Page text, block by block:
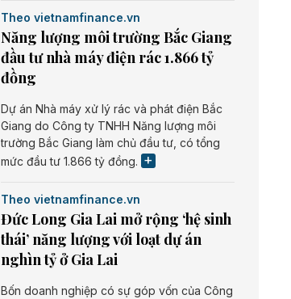
Theo vietnamfinance.vn
Năng lượng môi trường Bắc Giang
đầu tư nhà máy điện rác 1.866 tỷ
đồng
Dự án Nhà máy xử lý rác và phát điện Bắc
Giang do Công ty TNHH Năng lượng môi
trường Bắc Giang làm chủ đầu tư, có tổng
mức đầu tư 1.866 tỷ đồng.
Theo vietnamfinance.vn
Đức Long Gia Lai mở rộng ‘hệ sinh
thái’ năng lượng với loạt dự án
nghìn tỷ ở Gia Lai
Bốn doanh nghiệp có sự góp vốn của Công